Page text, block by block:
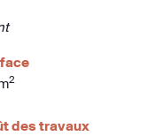
2
des travaux